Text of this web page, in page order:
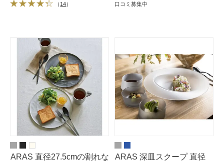
（ 14） 口コミ募集中
ARAS 直径27.5cmの割れな
ARAS 深皿スクープ 直径